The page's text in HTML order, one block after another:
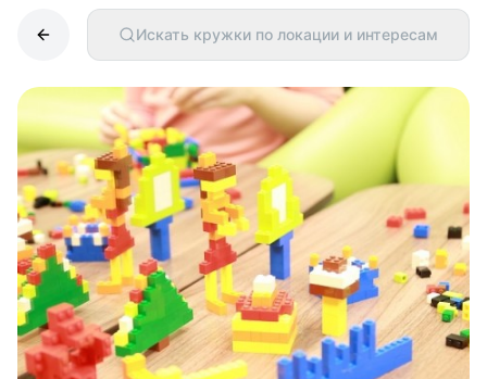
Искать кружки по локации и интересам